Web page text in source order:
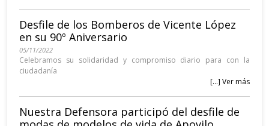
Desfile de los Bomberos de Vicente López
en su 90º Aniversario
05/11/2022
Celebramos su solidaridad y compromiso diario para con la
ciudadanía
[...] Ver más
Nuestra Defensora participó del desfile de